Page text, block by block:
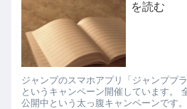
を読む
ジャンプのスマホアプリ「ジャンププ
というキャンペーン開催しています。 全60作品が朝だけ無料で大
公開中という太っ腹キャンペーンです。 朝だけと言っても、朝5時